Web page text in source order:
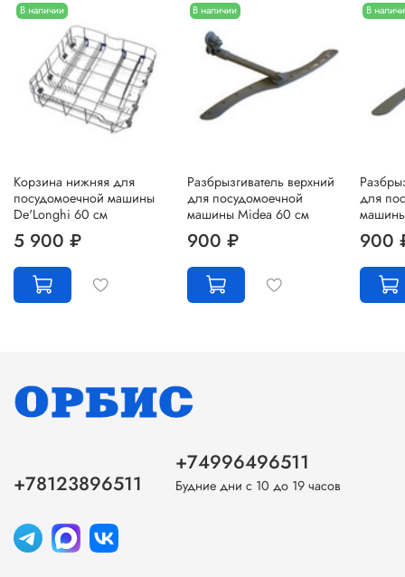
В наличии
Корзина нижняя для
посудомоечной машины
De'Longhi 60 см
5 900 ₽
В наличии
Разбрызгиватель верхний
для посудомоечной
машины Midea 60 см
900 ₽
В
для
900
+78123896511
+74996496511
Будние дни с 10 до 19 часов